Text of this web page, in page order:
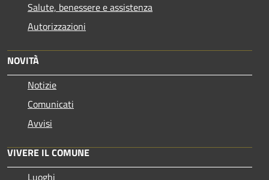
Salute, benessere e assistenza
Autorizzazioni
NOVITÀ
Notizie
Comunicati
Avvisi
VIVERE IL COMUNE
Luoghi